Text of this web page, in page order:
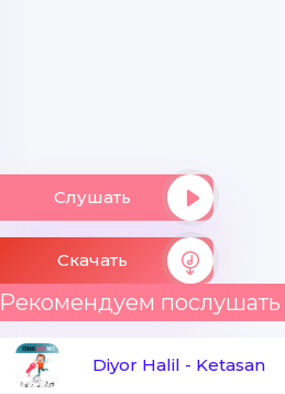
Слушать
Скачать
Рекомендуем послушать
Diyor Halil - Ketasan